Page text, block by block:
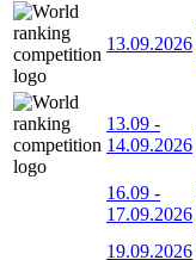
13.09.2026
13.09 -
14.09.2026
16.09 -
17.09.2026
19.09.2026